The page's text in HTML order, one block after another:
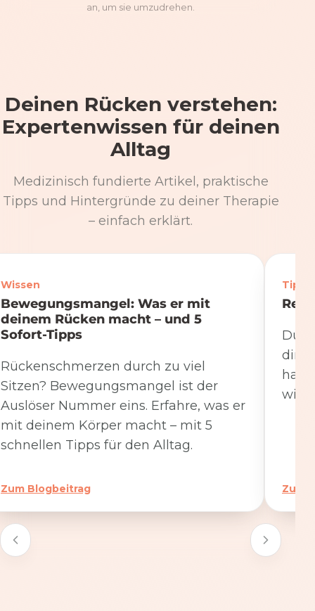
an, um sie umzudrehen.
Deinen Rücken verstehen:
Expertenwissen für deinen
Alltag
Medizinisch fundierte Artikel, praktische
Tipps und Hintergründe zu deiner Therapie
– einfach erklärt.
Wissen
Bewegungsmangel: Was er mit
deinem Rücken macht – und 5
Sofort-Tipps
Rückenschmerzen durch zu viel
Sitzen? Bewegungsmangel ist der
Auslöser Nummer eins. Erfahre, was er
mit deinem Körper macht – mit 5
schnellen Tipps für den Alltag.
Zum Blogbeitrag
Tipps
Du
hat.
Zum